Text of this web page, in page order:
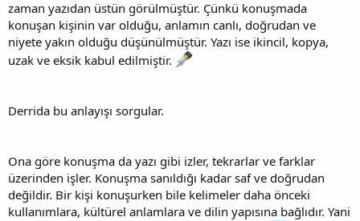
zaman yazıdan üstün görülmüştür. Çünkü konuşmada
konuşan kişinin var olduğu, anlamın canlı, doğrudan ve
niyete yakın olduğu düşünülmüştür. Yazı ise ikincil, kopya,
uzak ve eksik kabul edilmiştir.
Derrida bu anlayışı sorgular.
Ona göre konuşma da yazı gibi izler, tekrarlar ve farklar
üzerinden işler. Konuşma sanıldığı kadar saf ve doğrudan
değildir. Bir kişi konuşurken bile kelimeler daha önceki
kullanımlara, kültürel anlamlara ve dilin yapısına bağlıdır. Yani